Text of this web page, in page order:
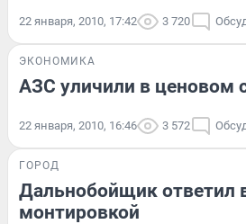
22 января, 2010, 17:42 3 720
ЭКОНОМИКА
АЗС уличили в ценовом
22 января, 2010, 16:46 3 572
ГОРОД
Дальнобойщик ответил
монтировкой